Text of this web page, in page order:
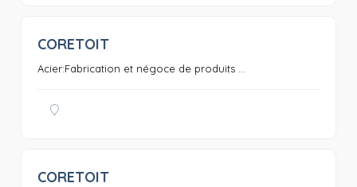
CORETOIT
Acier:Fabrication et négoce de produits ...
CORETOIT